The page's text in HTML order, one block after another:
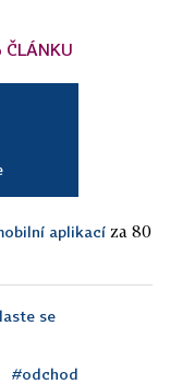
ČLÁNKU
aplikací za 80
se
#odchod